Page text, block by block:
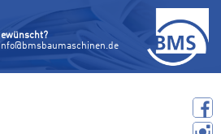
info@bmsbaumaschinen.de